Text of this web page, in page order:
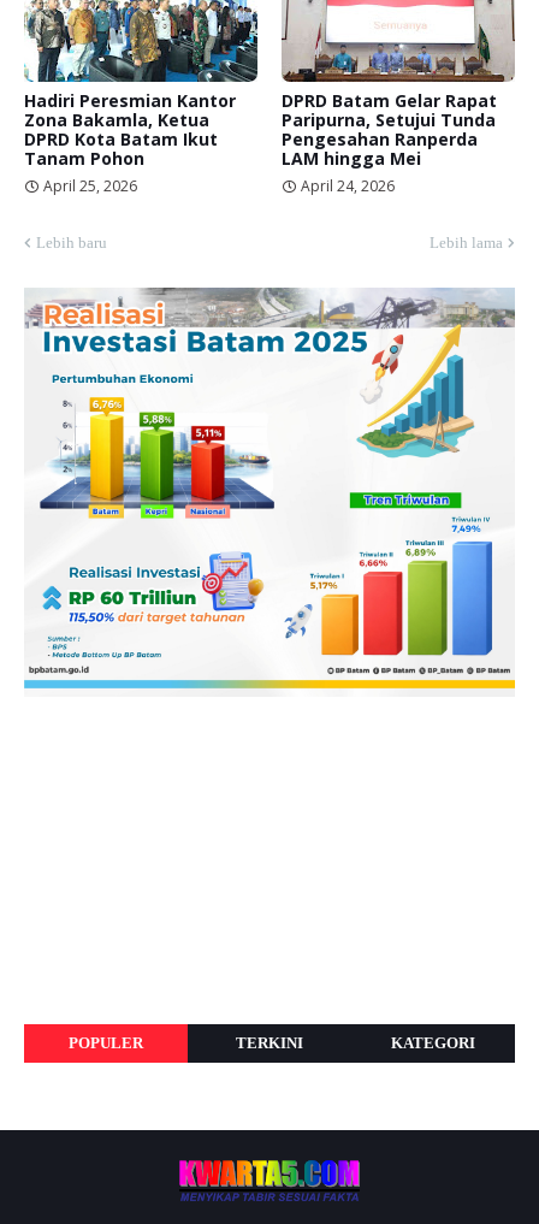
Hadiri Peresmian Kantor
Zona Bakamla, Ketua
DPRD Kota Batam Ikut
Tanam Pohon
April 25, 2026
DPRD Batam Gelar Rapat
Paripurna, Setujui Tunda
Pengesahan Ranperda
LAM hingga Mei
April 24, 2026
Lebih baru Lebih lama
POPULER TERKINI KATEGORI